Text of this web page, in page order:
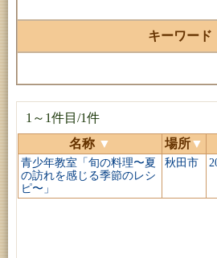
キーワード
1～1件目/1件
名称 ▼ 場所▼
青少年教室「旬の料理〜夏
の訪れを感じる季節のレシ
ピ〜」
秋田市